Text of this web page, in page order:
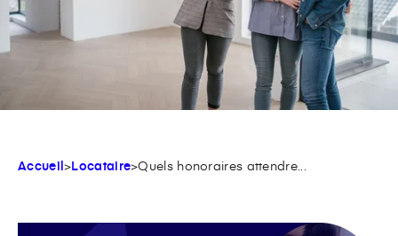
Accueil>Locataire>Quels honoraires attendre...